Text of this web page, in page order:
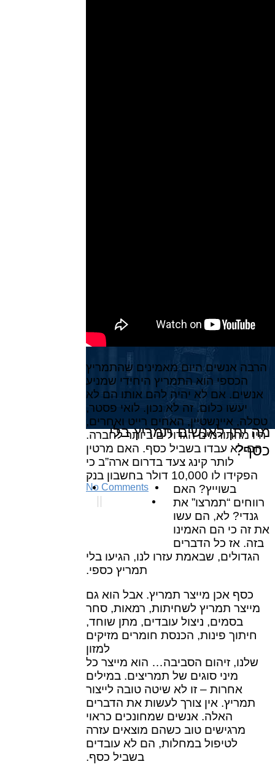
מה יתן לאנשים תמריץ בלי
כסף?
No Comments
הרבה אנשים היום מאמינים שהתמריץ
הכספי הוא התמריץ היחידי שמניע
אנשים. אם לא יהיה להם אותו הם לא
יעשו כלום. זה לא נכון. לואי פסטר,
טסלה, איינשטיין, האחים רייט ואחרים,
היו מהתורמים הגדולים ביותר לחברה.
הם לא עבדו בשביל כסף. האם מרטין
לותר קינג צעד בדרום ארה”ב כי
הפקידו לו 10,000 דולר בחשבון בנק
בשוייץ? האם
רווחים “תמרצו” את
גנדי? לא, הם עשו
את זה כי הם האמינו
בזה. אז כל הדברים
הגדולים, שבאמת עזרו לנו, הגיעו בלי
תמריץ כספי.
כסף אכן מייצר תמריץ. אבל הוא גם
מייצר תמריץ לשחיתות, רמאות, סחר
בסמים, ניצול עובדים, מתן שוחד,
חיתוך פינות, הכנסת חומרים מזיקים
למזון
שלנו, זיהום הסביבה… הוא מייצר כל
מיני סוגים של תמריצים. במילים
אחרות – זו לא שיטה טובה לייצור
תמריץ. אין צורך לעשות את הדברים
האלה. אנשים שמחונכים כראוי
מרגישים טוב כשהם מוצאים עזרה
לטיפול במחלות, הם לא עובדים
בשביל כסף.